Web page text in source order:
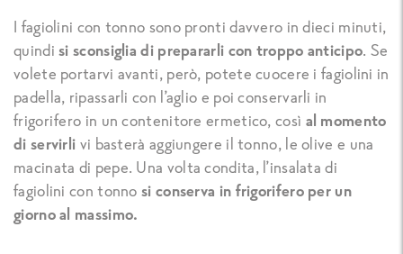
I fagiolini con tonno sono pronti davvero in dieci minuti,
quindisi sconsiglia di prepararli con troppo anticipo. Se
volete portarvi avanti, però, potete cuocere i fagiolini in
padella, ripassarli con l’aglio e poi conservarli in
frigorifero in un contenitore ermetico, così al momento
di servirli vi basterà aggiungere il tonno, le olive e una
macinata di pepe. Una volta condita, l’insalata di
fagiolini con tonnosi conserva in frigorifero per un
giorno al massimo.